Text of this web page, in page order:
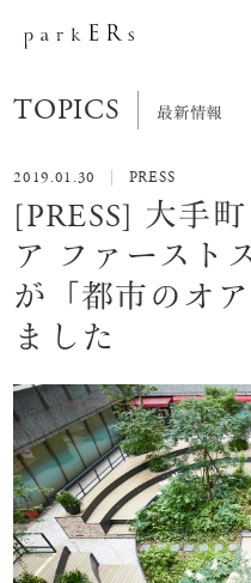
TOPICS 最新情報
2019.01.30 PRESS
[PRESS] 大手
ア ファースト
が「都市のオ
ました